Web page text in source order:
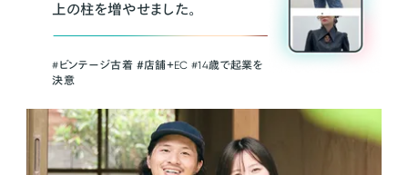
上の柱を増やせました。
#ビンテージ古着 ＃店舗＋EC #14歳で起業を
決意